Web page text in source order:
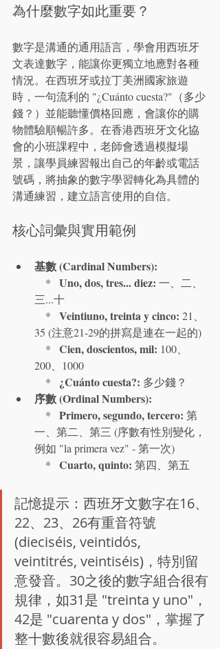
為什麼數字如此重要？
數字是溝通的通用語言，學會用西班牙
文表達數字，能讓你更獨立地應對各種
情況。在西班牙或拉丁美洲國家旅遊
時，一句流利的 "¿Cuánto cuesta?"（多少
錢？）並能聽懂價格回應，會讓你的購
物體驗順暢許多。在香港西班牙文化協
會的小班課程中，老師會透過模擬場
景，讓學員練習報出自己的年齡或電話
號碼，將抽象的數字學習轉化為具體的
溝通練習，建立語言使用的自信。
核心詞彙與實用範例
基數 (Cardinal Numbers):
    *
Uno, dos, tres... diez: 一、二、
三...十
    *
Veintiuno, treinta y cinco: 21、
35 (注意21-29的拼寫是連在一起的)
    *
Cien, doscientos, mil: 100、
200、1000
    *
¿Cuánto cuesta?: 多少錢？
序數 (Ordinal Numbers):
    *
Primero, segundo, tercero: 第
一、第二、第三 (序數有性別變化，
例如 "la primera vez" - 第一次)
    *
Cuarto, quinto: 第四、第五
記憶提示：西班牙文數字在16、
22、23、26有重音符號
(dieciséis, veintidós,
veintitrés, veintiséis)，特別留
意發音。30之後的數字組合很有
規律，如31是 "treinta y uno"，
42是 "cuarenta y dos"，掌握了
整十數後就很容易組合。